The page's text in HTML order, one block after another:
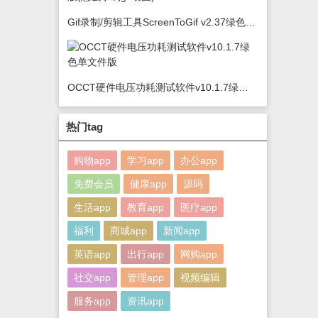
热门tag
购物app 学习app 办公app
免费会员 健康app 源码
生活app 教育app 医疗app
福利 商城app 新闻app
英语app 出行app 网购app
社交app 管理app 视频编辑
服务app 资讯app